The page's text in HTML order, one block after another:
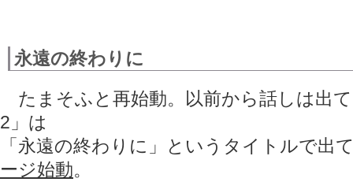
永遠の終わりに
たまそふと再始動。以前から話しは出
2」は
「永遠の終わりに」というタイトルで出
ージ始動。